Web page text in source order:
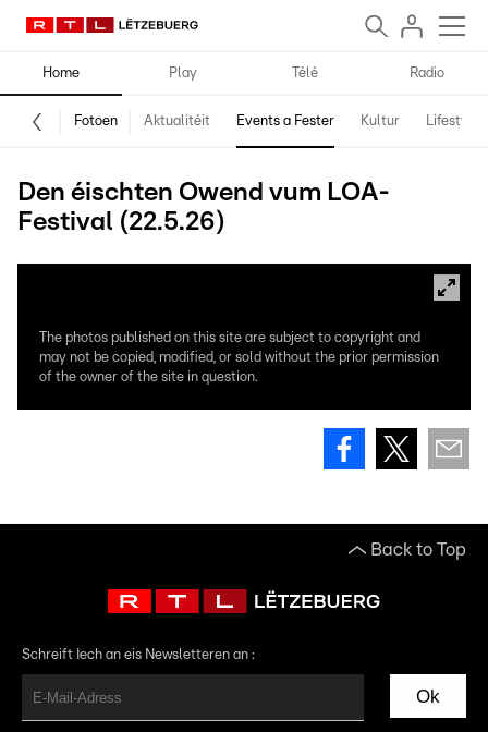
Home Play Télé Radio
Fotoen Aktualitéit Events a Fester Kultur Lifestyle
Den éischten Owend vum LOA-
Festival (22.5.26)
The photos published on this site are subject to copyright and
may not be copied, modified, or sold without the prior permission
of the owner of the site in question.
Back to Top
Schreift Iech an eis Newsletteren an :
Ok